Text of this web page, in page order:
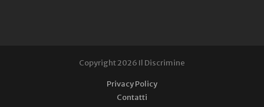
Copyright 2026 Il Discrimine
Privacy Policy
Contatti